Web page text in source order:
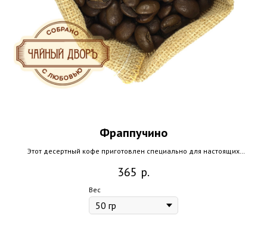
Фраппучино
Этот десертный кофе приготовлен специально для настоящих
365 р.
Вес